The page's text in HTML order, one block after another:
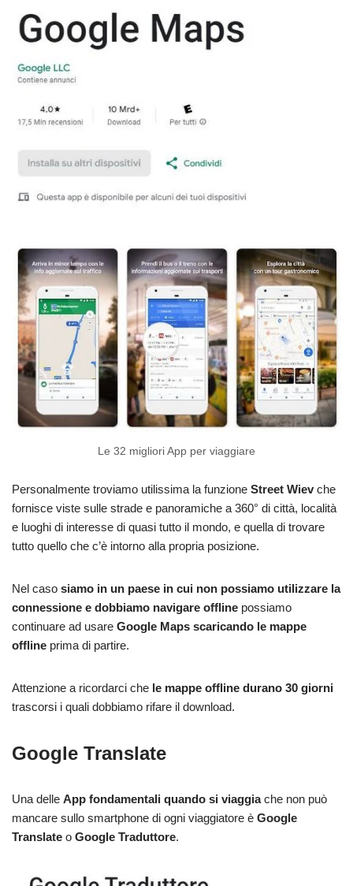
Le 32 migliori App per viaggiare
Personalmente troviamo utilissima la funzione Street Wiev che
fornisce viste sulle strade e panoramiche a 360° di città, località
e luoghi di interesse di quasi tutto il mondo, e quella di trovare
tutto quello che c’è intorno alla propria posizione.
Nel caso siamo in un paese in cui non possiamo utilizzare la
connessione e dobbiamo navigare offline possiamo
continuare ad usare Google Maps scaricando le mappe
offline prima di partire.
Attenzione a ricordarci che le mappe offline durano 30 giorni
trascorsi i quali dobbiamo rifare il download.
Google Translate
Una delle App fondamentali quando si viaggiache non può
mancare sullo smartphone di ogni viaggiatore è Google
Translate o Google Traduttore.